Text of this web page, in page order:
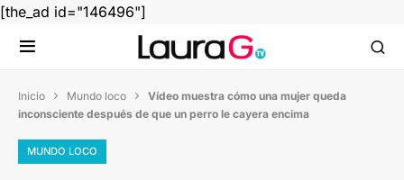
[the_ad id="146496"]
Inicio  Mundo loco  Vídeo muestra cómo una mujer queda
inconsciente después de que un perro le cayera encima
MUNDO LOCO